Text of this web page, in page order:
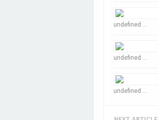
undefined ...
undefined ...
undefined ...